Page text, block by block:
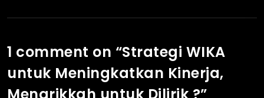
1 comment on “Strategi WIKA
untuk Meningkatkan Kinerja,